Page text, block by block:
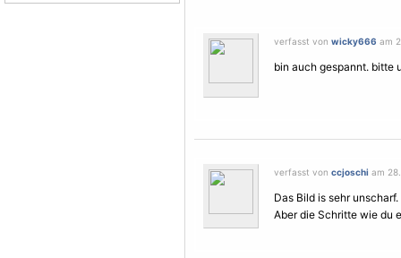
verfasst von wicky666 am
bin auch gespannt. bitte
verfasst von ccjoschi am
Das Bild is sehr unscharf.
Aber die Schritte wie du